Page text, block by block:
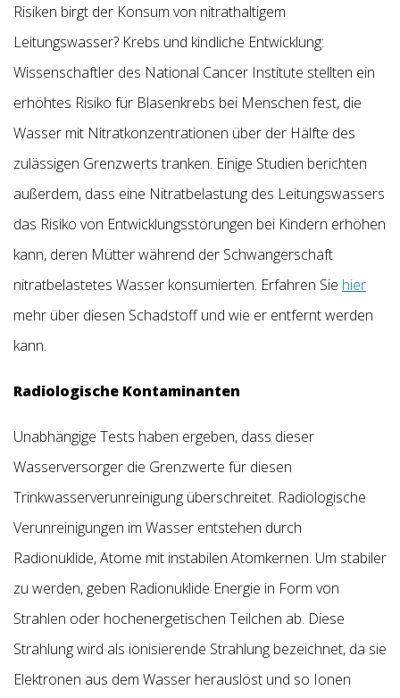
Risiken birgt der Konsum von nitrathaltigem
Leitungswasser? Krebs und kindliche Entwicklung:
Wissenschaftler des National Cancer Institute stellten ein
erhöhtes Risiko für Blasenkrebs bei Menschen fest, die
Wasser mit Nitratkonzentrationen über der Hälfte des
zulässigen Grenzwerts tranken. Einige Studien berichten
außerdem, dass eine Nitratbelastung des Leitungswassers
das Risiko von Entwicklungsstörungen bei Kindern erhöhen
kann, deren Mütter während der Schwangerschaft
nitratbelastetes Wasser konsumierten. Erfahren Sie hier
mehr über diesen Schadstoff und wie er entfernt werden
kann.
Radiologische Kontaminanten
Unabhängige Tests haben ergeben, dass dieser
Wasserversorger die Grenzwerte für diesen
Trinkwasserverunreinigung überschreitet. Radiologische
Verunreinigungen im Wasser entstehen durch
Radionuklide, Atome mit instabilen Atomkernen. Um stabiler
zu werden, geben Radionuklide Energie in Form von
Strahlen oder hochenergetischen Teilchen ab. Diese
Strahlung wird als ionisierende Strahlung bezeichnet, da sie
Elektronen aus dem Wasser herauslöst und so Ionen